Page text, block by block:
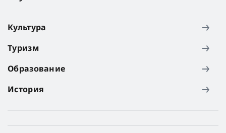
Культура
Туризм
Образование
История